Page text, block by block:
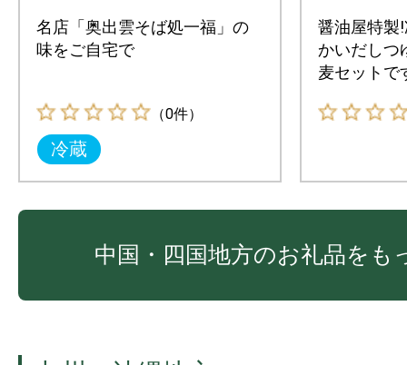
名店「奥出雲そば処一福」の
味をご自宅で
（0件）
冷蔵
ット
醤油屋特製
かいだしつ
麦セットで
中国・四国地方のお礼品をも